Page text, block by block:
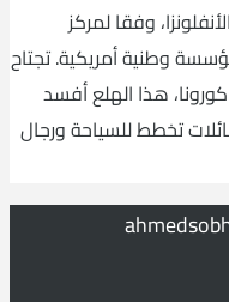
وفقا لمركز
وطنية أمريكية. تجتاح
هذا الهلع أفسد
تخطط للسياحة ورجال